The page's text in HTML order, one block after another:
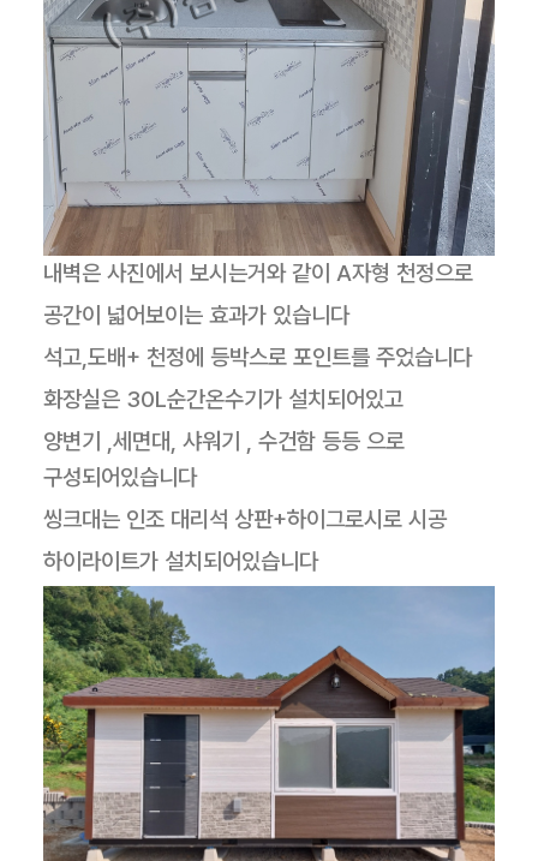
내벽은 사진에서 보시는거와 같이 A자형 천정으로
공간이 넓어보이는 효과가 있습니다
석고,도배+ 천정에 등박스로 포인트를 주었습니다
화장실은 30L순간온수기가 설치되어있고
양변기 ,세면대, 샤워기 , 수건함 등등 으로
구성되어있습니다
씽크대는 인조 대리석 상판+하이그로시로 시공
하이라이트가 설치되어있습니다